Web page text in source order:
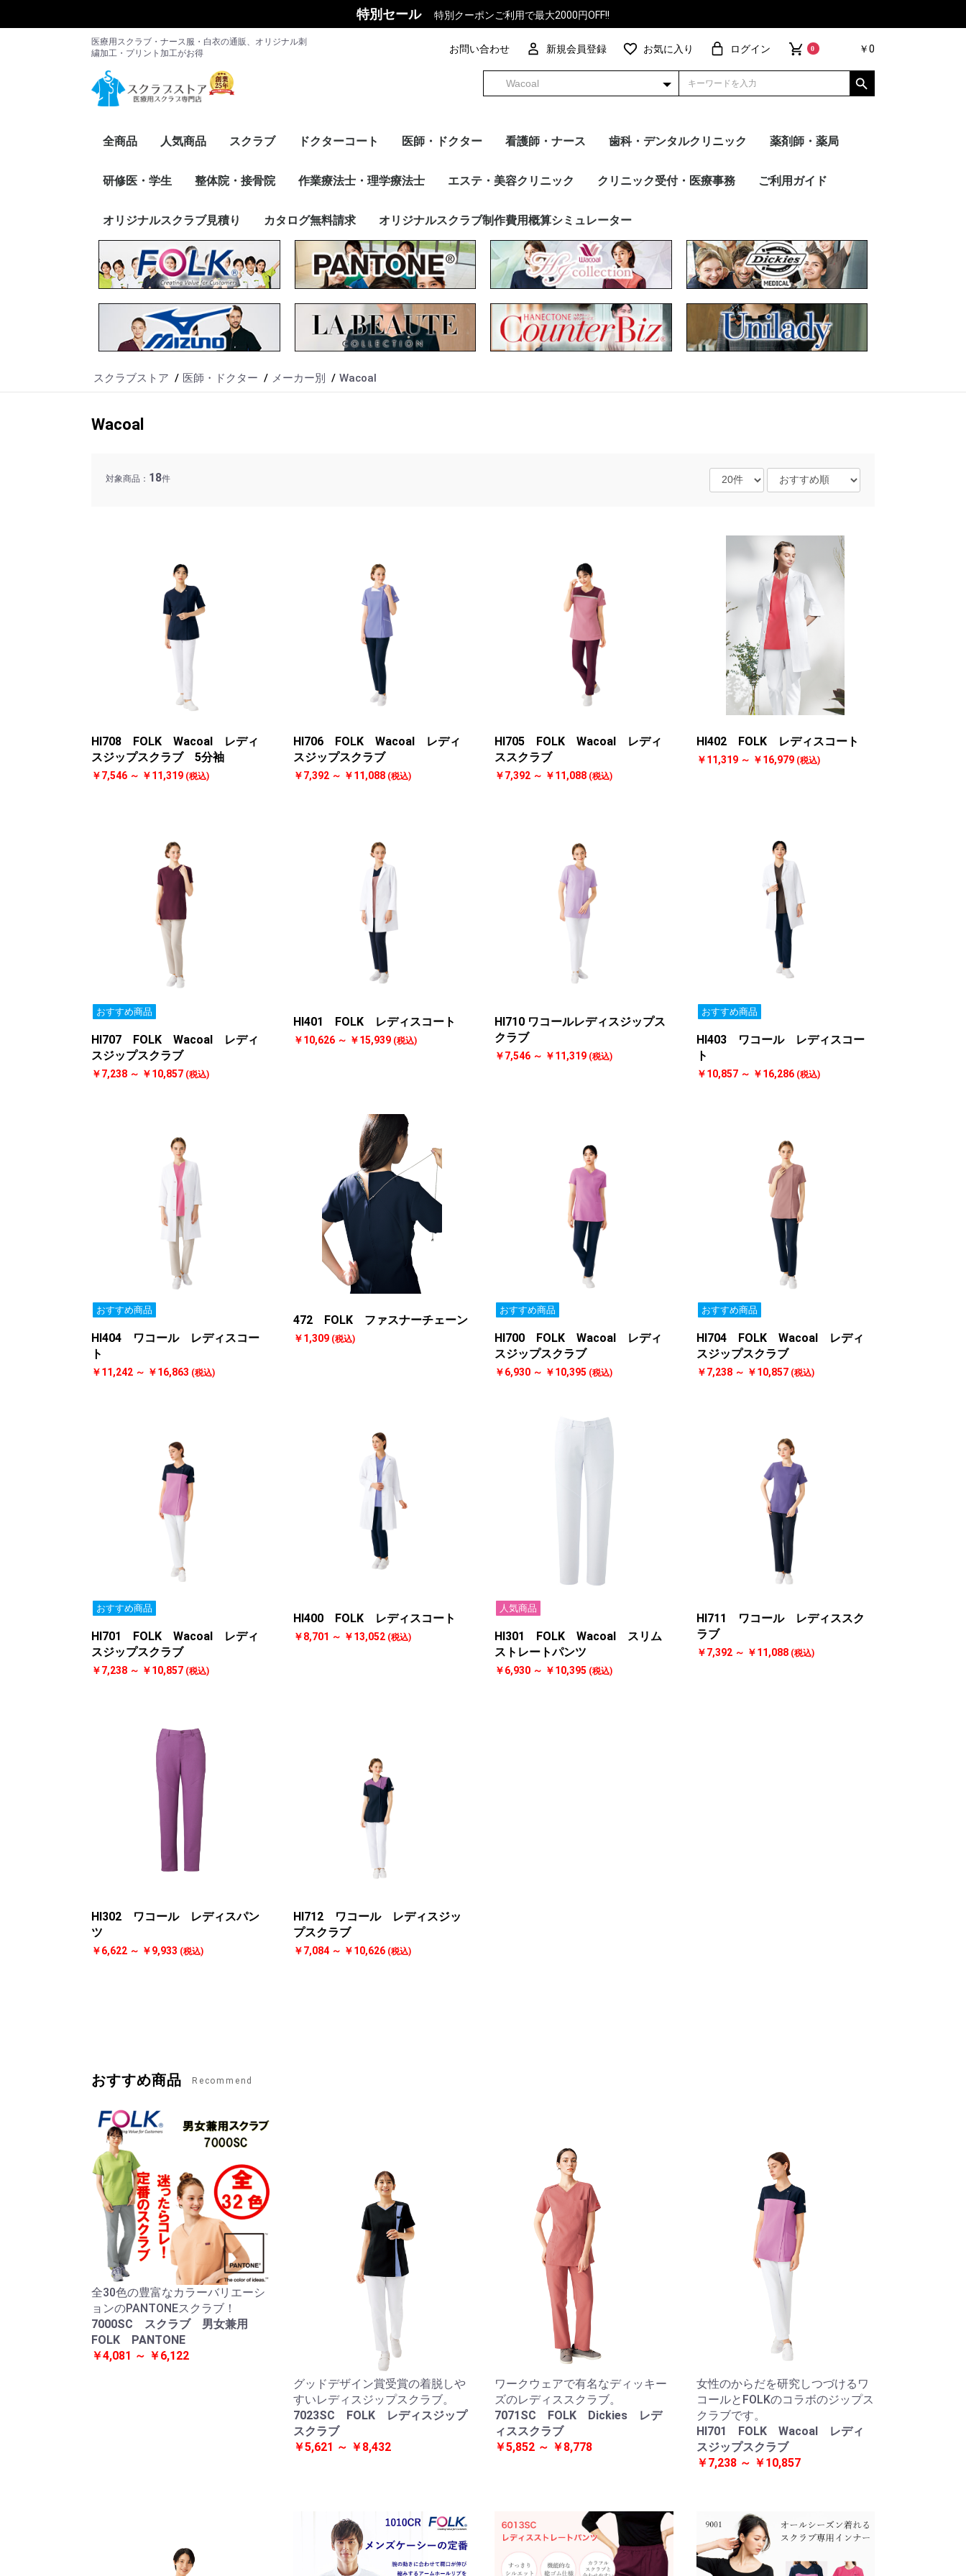
特別セール 特別クーポンご利用で最大2000円OFF!!
医療用スクラブ・ナース服・白衣の通販、オリジナル刺
繍加工・プリント加工がお得
お問い合わせ 新規会員登録 お気に入り ログイン 0 ￥0
全商品 人気商品 スクラブ
レディース トップス
パンツ
インナー
チュニック
ケーシー
ワンピース
マタニティ
メンズ トップス
パンツ
インナー
ケーシー
男女兼用 トップス
パンツ
インナー
メーカー別 FOLK
PANTONE
Dickies
en joie(アンジョア)
HANECTONE(ハネクト
F Lab.
Wacoal
Mizuno
UNITE
MICHEL KLEIN
WHISEL
サーヴォ
RISERVA（リゼルヴ
ESTNATION
ドクターコート
メンズ
レディース
メーカー別 FOLK
Dickies
Wacoal
UNITE
Mizuno
医師・ドクター
スクラブ・パンツ トップス
パンツ
インナー
ドクターコート
チュニック・ケーシー
ワンピース
インナー
カーディガン
その他アイテム
メーカー別 FOLK
PANTONE
Wacoal
Dickies
Mizuno
MICHEL KLEIN
UNITE
en joie（アン ジョ
HANECTONE(ハネクト
RISERVA（リゼルヴ
WHISEL
サーヴォ
ESTNATION
看護師・ナース
スクラブ・パンツ トップス
パンツ
チュニック・ケーシー
ワンピース
カーディガン
インナー
その他アイテム
メーカー別 FOLK
PANTONE
Wacoal
Dickies
Mizuno
UNITE
MICHEL KLEIN
en joie（アン ジョ
HANECTONE（ハネク
サーヴォ
RISERVA（リゼルヴ
WHISEL
ESTNATION
歯科・デンタルクリニック
スクラブ・パンツ トップス
パンツ
カーディガン
ワンピース
インナー
ドクターコート
その他アイテム
メーカー別 FOLK
PANTONE
Dickies
Wacoal
MICHEL KLEIN
Mizuno
UNITE
en joie（アン ジョ
HANECTONE（ハネク
サーヴォ
RISERVA（リゼルヴ
WHISEL
ESTNATION
薬剤師・薬局
スクラブ・パンツ
カーディガン
インナー
ドクターコート
メーカー別
その他アイテム
研修医・学生
スクラブ・パンツ トップス
パンツ
ドクターコート
インナー
その他アイテム
メーカー別 FOLK
PANTONE
RISERVA（リゼルヴ
Dickies
Wacoal
Mizuno
UNITE
HANECTONE（ハネク
en joie（アン ジョ
サーヴォ
WHISEL
RISERVA（リゼルヴ
整体院・接骨院
スクラブ・パンツ トップス
パンツ
ケーシー
インナー
カーディガン
その他アイテム
メーカー別 FOLK
PANTONE
Dickies
Wacoal
Mizuno
UNITE
MICHEL KLEIN
en joie（アン ジョ
RISERVA（リゼルヴ
HANECTONE（ハネク
サーヴォ
WHISEL
作業療法士・理学療法士
スクラブ・パンツ トップス
パンツ
ケーシー
インナー
カーディガン
その他アイテム
メーカー別 FOLK
PANTONE
Dickies
Wacoal
Mizuno
MICHEL KLEIN
UNITE
en joie（アン ジョ
HANECTONE（ハネク
サーヴォ
RISERVA（リゼルヴ
WHISEL
エステ・美容クリニック
スクラブ・パンツ トップス
パンツ
チュニック
ドクターコート FOLK
Dickies
Wacoal
Mizuno
UNITE
ワンピース
カーディガン
インナー
その他アイテム
メーカー別 FOLK
Dickies
ESTNATION
Wacoal
Mizuno
UNITE
MICHEL KLEIN
en joie（アン ジョ
MARY QUANT
HANECTONE（ハネク
サーヴォ
クリニック受付・医療事務
トップス
ベスト
スカート・キュロット
パンツ
ワンピース
ジャケット
カーディガン
その他アイテム
メーカー別
ご利用ガイド
オリジナルスクラブ見積り カタログ無料請求 オリジナルスクラブ制作費用概算シミュレーター
スクラブストア 医師・ドクター メーカー別 Wacoal
Wacoal
対象商品： 18件
HI708 FOLK Wacoal レディ
スジップスクラブ 5分袖
￥7,546 ～ ￥11,319 (税込)
HI706 FOLK Wacoal レディ
スジップスクラブ
￥7,392 ～ ￥11,088 (税込)
HI705 FOLK Wacoal レディ
ススクラブ
￥7,392 ～ ￥11,088 (税込)
HI402 FOLK レディスコート
￥11,319 ～ ￥16,979 (税込)
おすすめ商品
HI707 FOLK Wacoal レディ
スジップスクラブ
￥7,238 ～ ￥10,857 (税込)
HI401 FOLK レディスコート
￥10,626 ～ ￥15,939 (税込)
HI710 ワコールレディスジップス
クラブ
￥7,546 ～ ￥11,319 (税込)
おすすめ商品
HI403 ワコール レディスコー
ト
￥10,857 ～ ￥16,286 (税込)
おすすめ商品
HI404 ワコール レディスコー
ト
￥11,242 ～ ￥16,863 (税込)
472 FOLK ファスナーチェーン
￥1,309 (税込)
おすすめ商品
HI700 FOLK Wacoal レディ
スジップスクラブ
￥6,930 ～ ￥10,395 (税込)
おすすめ商品
HI704 FOLK Wacoal レディ
スジップスクラブ
￥7,238 ～ ￥10,857 (税込)
おすすめ商品
HI701 FOLK Wacoal レディ
スジップスクラブ
￥7,238 ～ ￥10,857 (税込)
HI400 FOLK レディスコート
￥8,701 ～ ￥13,052 (税込)
人気商品
HI301 FOLK Wacoal スリム
ストレートパンツ
￥6,930 ～ ￥10,395 (税込)
HI711 ワコール レディススク
ラブ
￥7,392 ～ ￥11,088 (税込)
HI302 ワコール レディスパン
ツ
￥6,622 ～ ￥9,933 (税込)
HI712 ワコール レディスジッ
プスクラブ
￥7,084 ～ ￥10,626 (税込)
お買い物を続ける
おすすめ商品 Recommend
全30色の豊富なカラーバリエーシ
ョンのPANTONEスクラブ！
7000SC スクラブ 男女兼用
FOLK PANTONE
￥4,081 ～ ￥6,122
グッドデザイン賞受賞の着脱しや
すいレディスジップスクラブ。
7023SC FOLK レディスジップ
スクラブ
￥5,621 ～ ￥8,432
ワークウェアで有名なディッキー
ズのレディススクラブ。
7071SC FOLK Dickies レデ
ィススクラブ
￥5,852 ～ ￥8,778
女性のからだを研究しつづけるワ
コールとFOLKのコラボのジップス
クラブです。
HI701 FOLK Wacoal レディ
スジップスクラブ
￥7,238 ～ ￥10,857